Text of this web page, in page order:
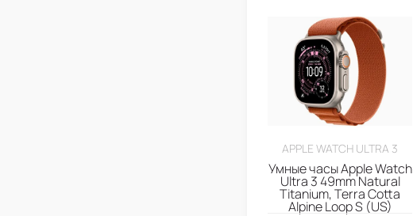
APPLE WATCH ULTRA 3
Умные часы Apple Watch
Ultra 3 49mm Natural
Titanium, Terra Cotta
Alpine Loop S (US)